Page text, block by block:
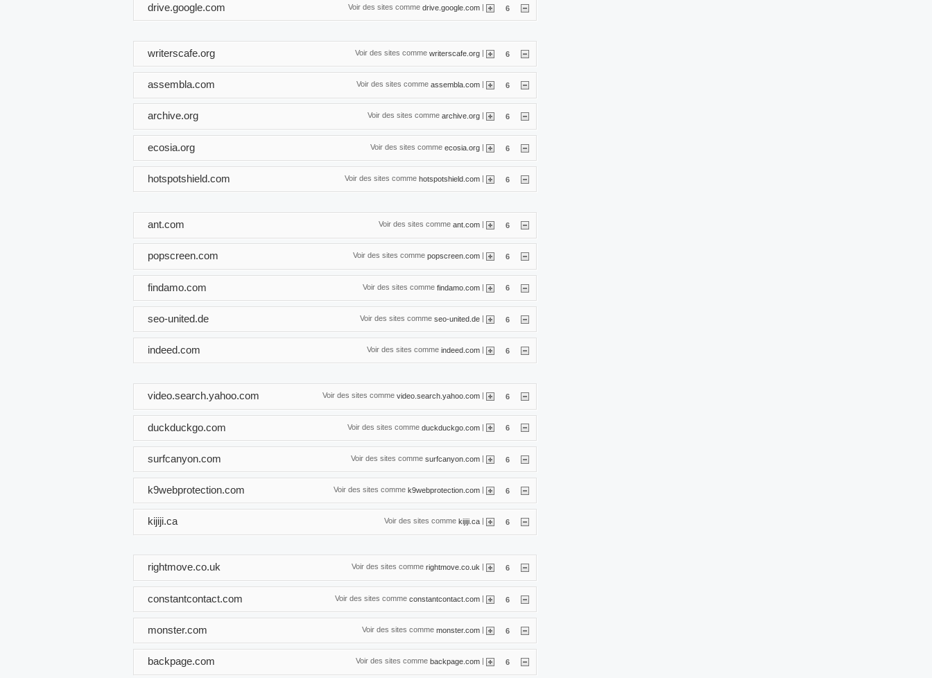
Voir des sites comme drive.google.com | 6
drive.google.com
Voir des sites comme writerscafe.org | 6
writerscafe.org
Voir des sites comme assembla.com | 6
assembla.com
Voir des sites comme archive.org 6
archive.org
Voir des sites comme ecosia.org | 6
ecosia.org
Voir des sites comme hotspotshield.com | 6
hotspotshield.com
Voir des sites comme ant.com | 6
ant.com
Voir des sites comme popscreen.com 6
popscreen.com
Voir des sites comme findamo.com | 6
findamo.com
Voir des sites comme seo-united.de | 6
seo-united.de
Voir des sites comme indeed.com | 6
indeed.com
Voir des sites comme video.search.yahoo.com 6
video.search.yahoo.com
Voir des sites comme duckduckgo.com | 6
duckduckgo.com
Voir des sites comme surfcanyon.com | 6
surfcanyon.com
Voir des sites comme k9webprotection.com | 6
k9webprotection.com
Voir des sites comme kijiji.ca 6
kijiji.ca
Voir des sites comme rightmove.co.uk 6
rightmove.co.uk
Voir des sites comme constantcontact.com | 6
constantcontact.com
Voir des sites comme monster.com | 6
monster.com
Voir des sites comme backpage.com | 6
backpage.com